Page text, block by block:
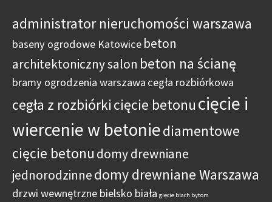
administrator nieruchomości warszawa
baseny ogrodowe Katowice beton
architektoniczny salon beton na ścianę
bramy ogrodzenia warszawa cegła rozbiórkowa
cegła z rozbiórki cięcie betonu cięcie i
wiercenie w betoniediamentowe
cięcie betonu domy drewniane
jednorodzinnedomy drewniane Warszawa
drzwi wewnętrzne bielsko biała gięcie blach bytom